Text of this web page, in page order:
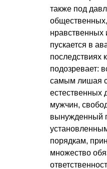
также под
нравственных
пускается в
последствиях
подозревает:
самым лишая
естественных
мужчин,
вынужденный
порядкам,
множество